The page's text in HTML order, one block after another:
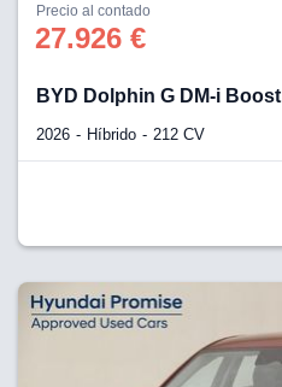
Precio al contado
27.926 €
BYD Dolphin G DM-i Boost
2026 Híbrido 212 CV